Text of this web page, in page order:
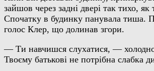
зайшов через задні двері так тихо, як
Спочатку в будинку панувала тиша.
голос Клер, що долинав згори.
— Ти навчишся слухатися, —
Твоєму батькові не потрібна слабка